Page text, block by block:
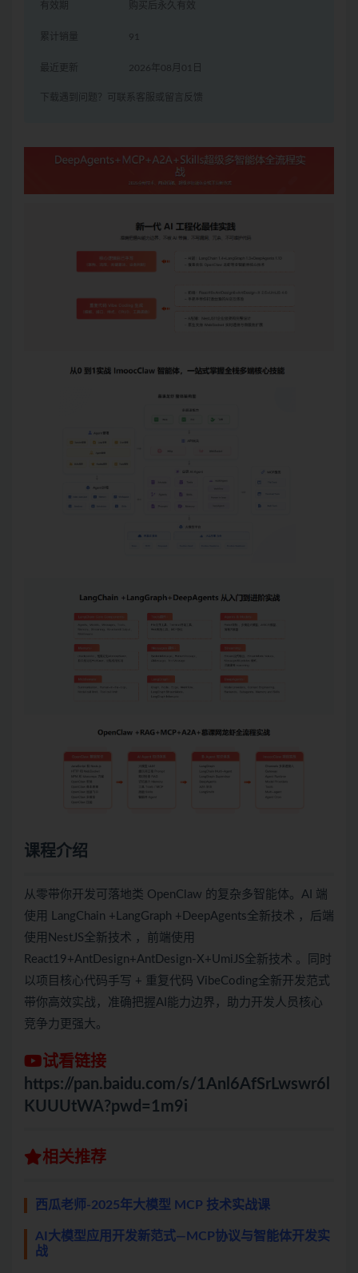
有效期 购买后永久有效
累计销量 91
最近更新 2026年08月01日
下载遇到问题？可联系客服或留言反馈
课程介绍
从零带你开发可落地类 OpenClaw 的复杂多智能体。AI 端
使用 LangChain +LangGraph +DeepAgents全新技术 ，后端
使用NestJS全新技术 ，前端使用
React19+AntDesign+AntDesign-X+UmiJS全新技术 。同时
以项目核心代码手写 + 重复代码 VibeCoding全新开发范式
带你高效实战，准确把握AI能力边界，助力开发人员核心
竞争力更强大。
试看链接
https://pan.baidu.com/s/1Anl6AfSrLwswr6l
KUUUtWA?pwd=1m9i
相关推荐
西瓜老师-2025年大模型 MCP 技术实战课
AI大模型应用开发新范式—MCP协议与智能体开发实
战